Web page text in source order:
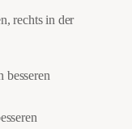
rechts in der